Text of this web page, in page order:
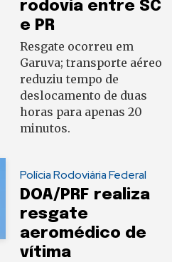
rodovia entre SC
e PR
Resgate ocorreu em
Garuva; transporte aéreo
reduziu tempo de
deslocamento de duas
horas para apenas 20
minutos.
Polícia Rodoviária Federal
DOA/PRF realiza
resgate
aeromédico de
vítima